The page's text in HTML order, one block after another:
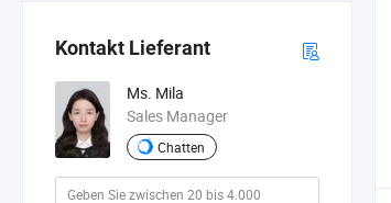
Kontakt Lieferant
Ms. Mila
Sales Manager
Chatten